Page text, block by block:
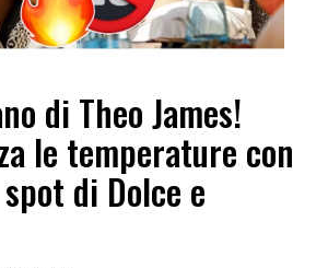
di Theo James!
le temperature con
di Dolce e